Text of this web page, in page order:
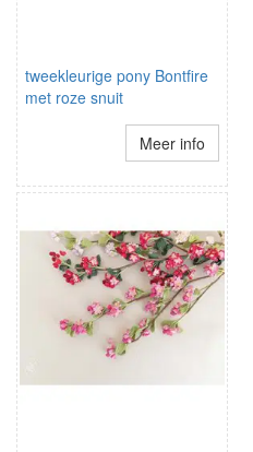
tweekleurige pony Bontfire
met roze snuit
Meer info